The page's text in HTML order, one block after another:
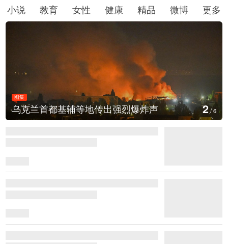
小说
教育 女性 健康 精品 微博 更多
图集
美国：肯尼迪宣布医疗改革新举措 3/6